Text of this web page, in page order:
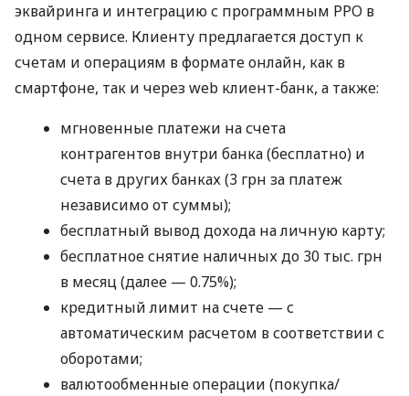
эквайринга и интеграцию с программным РРО в
одном сервисе. Клиенту предлагается доступ к
счетам и операциям в формате онлайн, как в
смартфоне, так и через web клиент-банк, а также:
мгновенные платежи на счета
контрагентов внутри банка (бесплатно) и
счета в других банках (3 грн за платеж
независимо от суммы);
бесплатный вывод дохода на личную карту;
бесплатное снятие наличных до 30 тыс. грн
в месяц (далее — 0.75%);
кредитный лимит на счете — с
автоматическим расчетом в соответствии с
оборотами;
валютообменные операции (покупка/